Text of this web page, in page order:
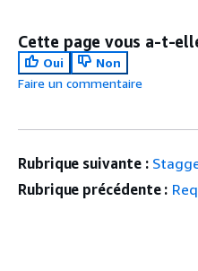
Cette page vous a-t-
Oui
Non
Faire un commentaire
Rubrique suivante :
Rubrique précédente :